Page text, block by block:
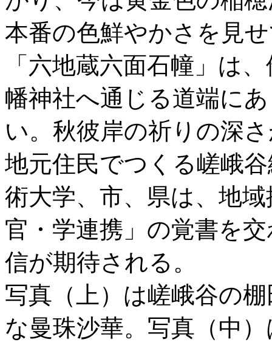
本番の色鮮やかさを見
「六地蔵六面石幢」は
幡神社へ通じる道端に
い。秋彼岸の祈りの深
地元住民でつくる嵯峨
術大学、市、県は、地
官・学連携」の覚書を
信が期待される。
写真（上）は嵯峨谷の
な曼珠沙華。写真（中